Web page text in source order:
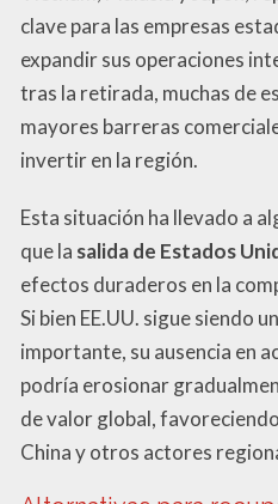
clave para las empresas
expandir sus operaciones
tras la retirada, muchas de
mayores barreras
invertir en la región.
Esta situación ha llevado a
que la salida de Estados
efectos duraderos en la
Si bien EE.UU. sigue siendo
importante, su ausencia en
podría erosionar
de valor global,
China y otros actores